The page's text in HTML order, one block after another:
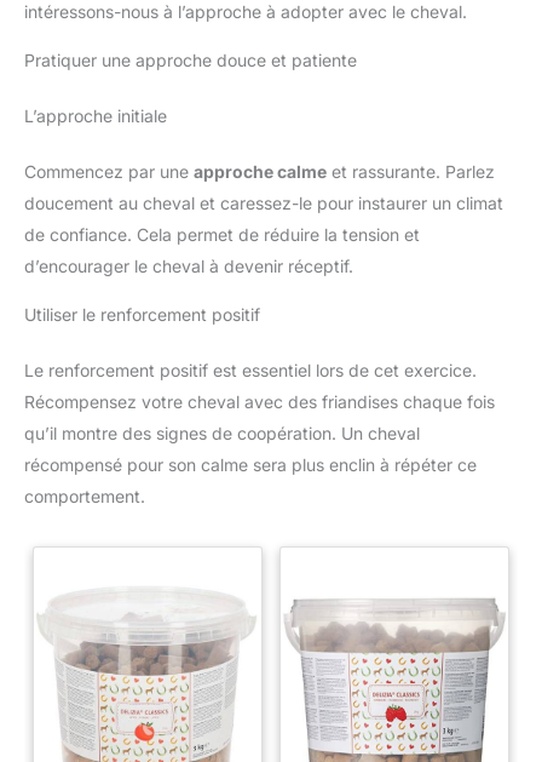
intéressons-nous à l’approche à adopter avec le cheval.
Pratiquer une approche douce et patiente
L’approche initiale
Commencez par une approche calme et rassurante. Parlez
doucement au cheval et caressez-le pour instaurer un climat
de confiance. Cela permet de réduire la tension et
d’encourager le cheval à devenir réceptif.
Utiliser le renforcement positif
Le renforcement positif est essentiel lors de cet exercice.
Récompensez votre cheval avec des friandises chaque fois
qu’il montre des signes de coopération. Un cheval
récompensé pour son calme sera plus enclin à répéter ce
comportement.